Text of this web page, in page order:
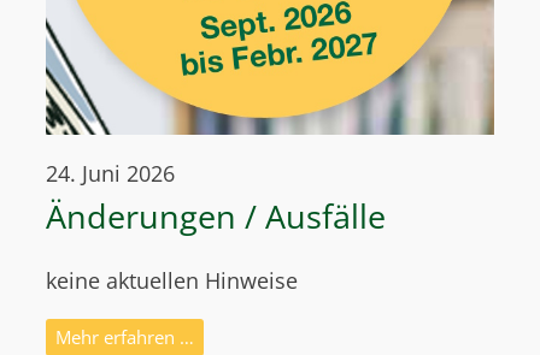
24. Juni 2026
Änderungen / Ausfälle
keine aktuellen Hinweise
Mehr erfahren …